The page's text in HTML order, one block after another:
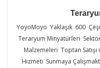
YoyoMoyo Yaklaşık 600
Teraryum Minyatürleri
Malzemeleri Toptan Satışı
Hizmeti Sunmaya